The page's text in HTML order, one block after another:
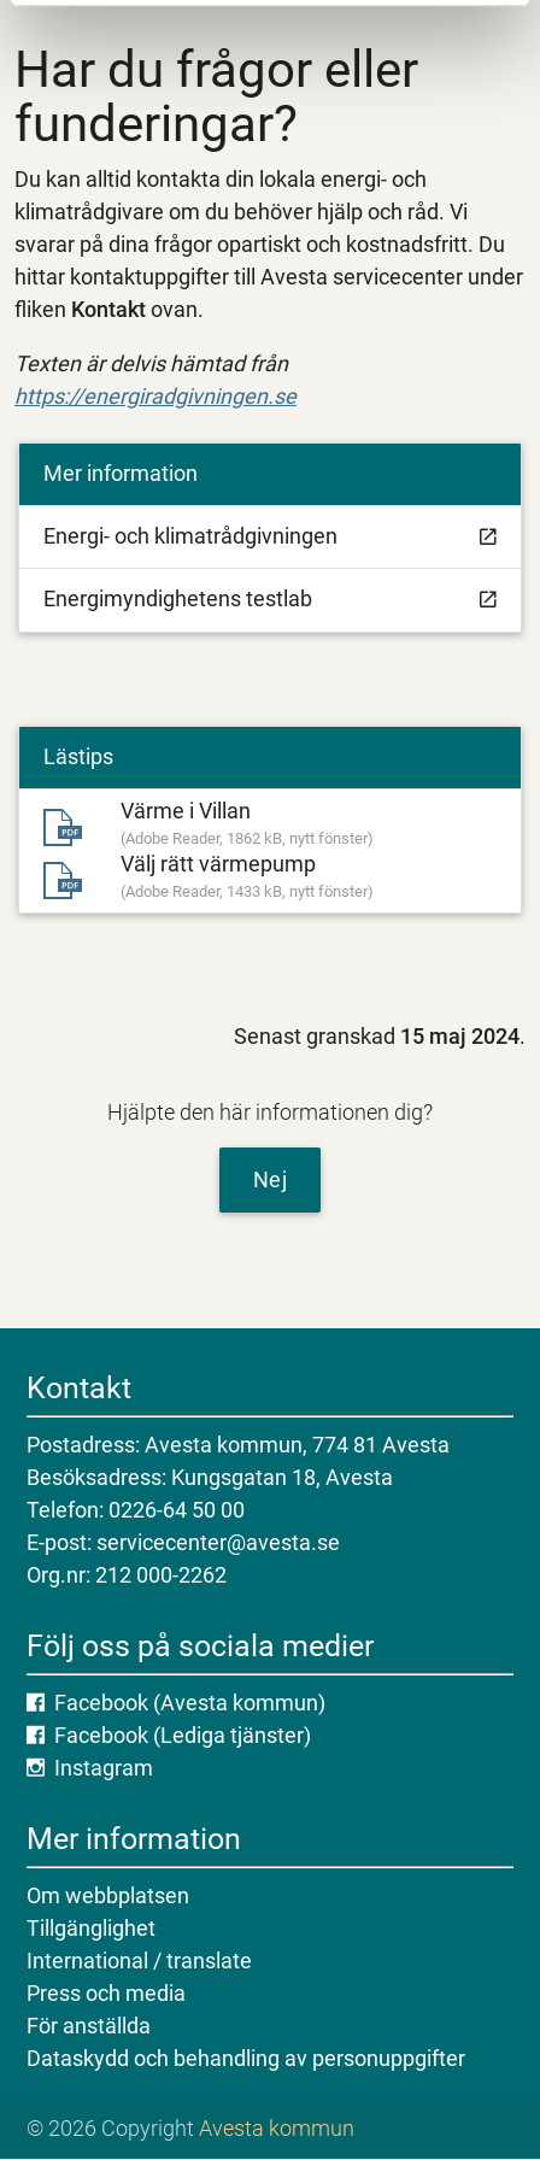
Har du frågor eller
funderingar?
Du kan alltid kontakta din lokala energi- och
klimatrådgivare om du behöver hjälp och råd. Vi
svarar på dina frågor opartiskt och kostnadsfritt. Du
hittar kontaktuppgifter till Avesta servicecenter under
fliken Kontaktovan.
Texten är delvis hämtad från
https://energiradgivningen.se
Mer information
Energi- och klimatrådgivningen
Energimyndighetens testlab
Lästips
Värme i Villan
(Adobe Reader, 1862 kB, nytt fönster)
Välj rätt värmepump
(Adobe Reader, 1433 kB, nytt fönster)
Senast granskad 15 maj 2024.
Hjälpte den här informationen dig?
Nej
Kontakt
Postadress: Avesta kommun, 774 81 Avesta
Besöksadress: Kungsgatan 18, Avesta
Telefon: 0226-64 50 00
E-post: servicecenter@avesta.se
Org.nr: 212 000-2262
Följ oss på sociala medier
Facebook (Avesta kommun)
Facebook (Lediga tjänster)
Instagram
Mer information
Om webbplatsen
Tillgänglighet
International / translate
Press och media
För anställda
Dataskydd och behandling av personuppgifter
© 2026 CopyrightAvesta kommun